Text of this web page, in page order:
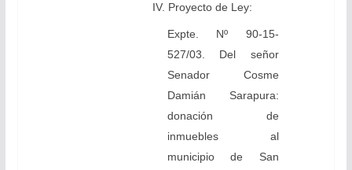
IV. Proyecto de Ley:
Expte. Nº 90-15-
527/03. Del señor
Senador Cosme
Damián Sarapura:
donación de
inmuebles al
municipio de San